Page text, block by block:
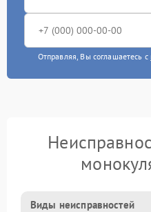
Отправляя, Вы соглашаетесь с
Виды неисправностей